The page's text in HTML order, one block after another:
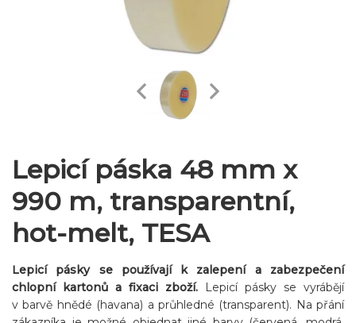
Lepicí páska 48 mm x
990 m, transparentní,
hot-melt, TESA
Lepicí pásky se používají k zalepení a zabezpečení
chlopní kartonů a fixaci zboží. Lepicí pásky se vyrábějí
v barvě hnědé (havana) a průhledné (transparent). Na přání